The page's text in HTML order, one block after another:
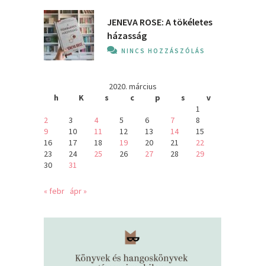
JENEVA ROSE: A ​tökéletes
házasság
NINCS HOZZÁSZÓLÁS
2020. március
h
K s c p s
v
1
2
3 4 5 6 7
8
9
10 11 12 13 14
15
16
17 18 19 20 21
22
23
24 25 26 27 28
29
30
31
« febr ápr »